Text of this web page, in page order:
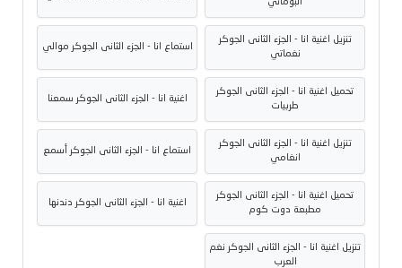
البوماتي
تنزيل اغنية انا - الجزء الثانى الجوكر
نغماتي
استماع انا - الجزء الثانى الجوكر موالي
تحميل اغنية انا - الجزء الثانى الجوكر
طربيات
اغنية انا - الجزء الثانى الجوكر سمعنا
تنزيل اغنية انا - الجزء الثانى الجوكر
انغامي
استماع انا - الجزء الثانى الجوكر أسمع
تحميل اغنية انا - الجزء الثانى الجوكر
مطبعة دوت كوم
اغنية انا - الجزء الثانى الجوكر دندنها
تنزيل اغنية انا - الجزء الثانى الجوكر نغم
العرب